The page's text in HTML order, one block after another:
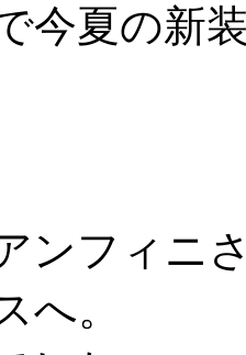
今夏の新
ンフィニ
へ。